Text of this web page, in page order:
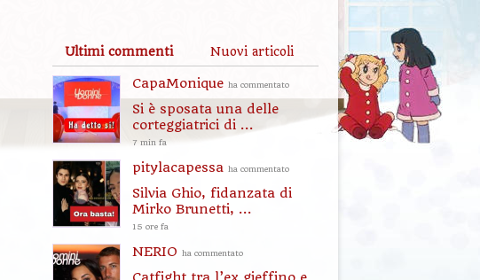
Ultimi commenti Nuovi articoli
CapaMonique ha commentato
Si è sposata una delle
corteggiatrici di ...
7 min fa
pitylacapessa ha commentato
Silvia Ghio, fidanzata di
Mirko Brunetti, ...
15 ore fa
NERIO ha commentato